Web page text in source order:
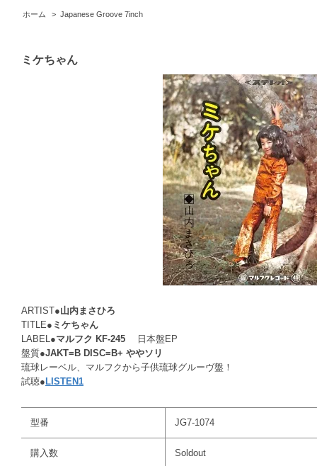
ホーム > Japanese Groove 7inch
ミケちゃん
ARTIST●山内まさひろ
TITLE● ミケちゃん
LABEL●マルフク KF-245 日本盤EP
盤質●JAKT=B DISC=B+ ややソリ
琉球レーベル、マルフクから子供琉球グルーヴ盤！
試聴● LISTEN1
型番 JG7-1074
購入数 Soldout